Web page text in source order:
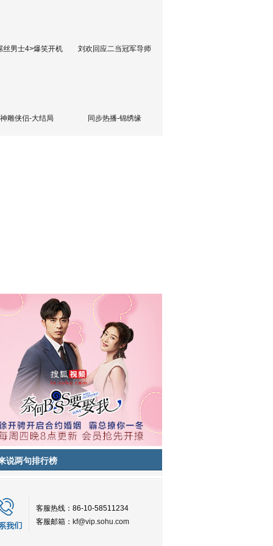
丝男士4>爆笑开机 刘欢回应二当冠军导师
神雕侠侣-大结局 同步热播-锦绣缘
说两句排行榜
客服热线：86-10-58511234
客服邮箱： kf@vip.sohu.com